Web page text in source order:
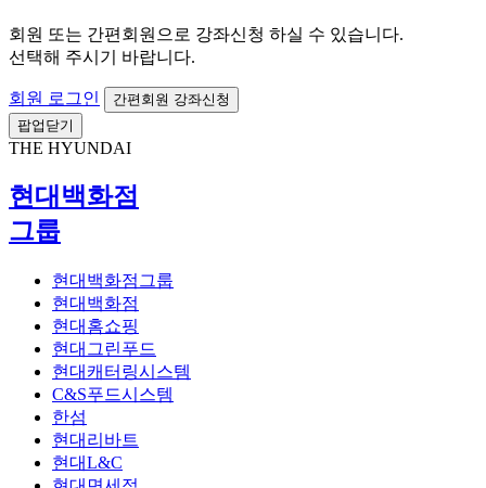
회원 또는 간편회원으로 강좌신청 하실 수 있습니다.
선택해 주시기 바랍니다.
회원 로그인
간편회원 강좌신청
팝업닫기
THE HYUNDAI
현대백화점
그룹
현대백화점그룹
현대백화점
현대홈쇼핑
현대그린푸드
현대캐터링시스템
C&S푸드시스템
한섬
현대리바트
현대L&C